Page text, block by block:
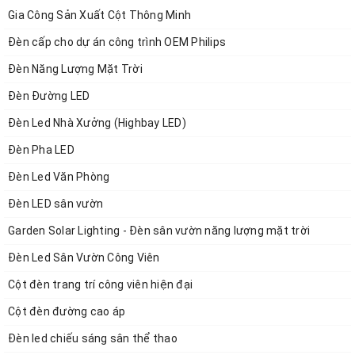
sáng
khuếch tán cho ánh hài hòa, không gây nháy mắt và
tiết kiệm điện
nhận diện màu sắc của vật được chiếu sáng
- Tương thích điện từ trường EMC/EMI
- Ứng dụng công nghệ dẫn sáng trên tấm thủy tinh
quang học biến nguồn sáng điểm LED thành nguồn
sáng phẳng, phân bố ánh sáng đều trên bề mặt đèn,
hạn chế chói lóa.
- Thân thiện môi trường: Không chứa thủy ngân và
hóa chất độc hại, không phát ra tia tử ngoại, an toàn
Gia Công Sản Xuất Cột Thông Minh
Đèn cấp cho dự án công trình OEM Philips
Đèn Năng Lượng Mặt Trời
Đèn Đường LED
Đèn Led Nhà Xưởng (Highbay LED)
Đèn Pha LED
Đèn Led Văn Phòng
Đèn LED sân vườn
Garden Solar Lighting - Đèn sân vườn năng lượng mặt trời
Đèn Led Sân Vườn Công Viên
Cột đèn trang trí công viên hiện đại
Cột đèn đường cao áp
Đèn led chiếu sáng sân thể thao